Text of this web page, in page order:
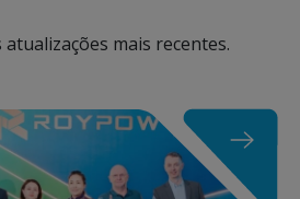
mais recentes.